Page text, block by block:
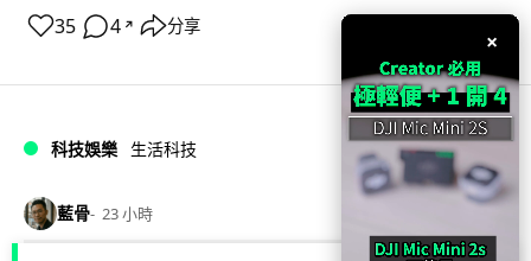
35 4 ↗ 分享
科技娛樂 生活科技
藍骨 23 小時
×